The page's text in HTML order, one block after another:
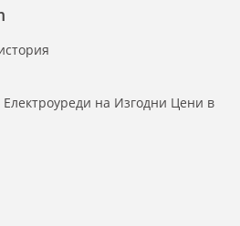
на Изгодни Цени в